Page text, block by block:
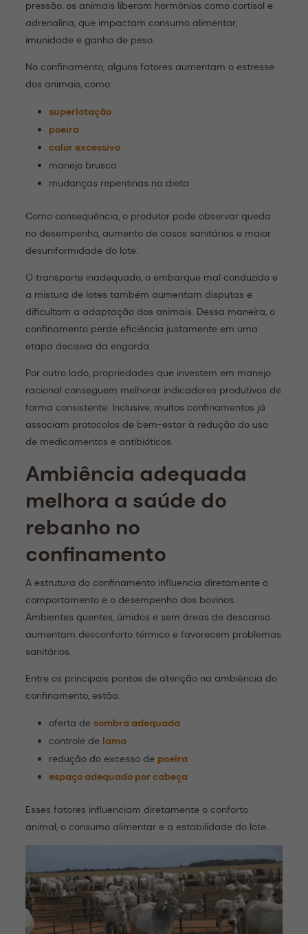
pressão, os animais liberam hormônios como cortisol e
adrenalina, que impactam consumo alimentar,
imunidade e ganho de peso.
No confinamento, alguns fatores aumentam o estresse
dos animais, como:
superlotação
poeira
calor excessivo
manejo brusco
mudanças repentinas na dieta
Como consequência, o produtor pode observar queda
no desempenho, aumento de casos sanitários e maior
desuniformidade do lote.
O transporte inadequado, o embarque mal conduzido e
a mistura de lotes também aumentam disputas e
dificultam a adaptação dos animais. Dessa maneira, o
confinamento perde eficiência justamente em uma
etapa decisiva da engorda.
Por outro lado, propriedades que investem em manejo
racional conseguem melhorar indicadores produtivos de
forma consistente. Inclusive, muitos confinamentos já
associam protocolos de bem-estar à redução do uso
de medicamentos e antibióticos.
Ambiência adequada
melhora a saúde do
rebanho no
confinamento
A estrutura do confinamento influencia diretamente o
comportamento e o desempenho dos bovinos.
Ambientes quentes, úmidos e sem áreas de descanso
aumentam desconforto térmico e favorecem problemas
sanitários.
Entre os principais pontos de atenção na ambiência do
confinamento, estão:
oferta de sombra adequada
controle de lama
redução do excesso de poeira
espaço adequado por cabeça
Esses fatores influenciam diretamente o conforto
animal, o consumo alimentar e a estabilidade do lote.